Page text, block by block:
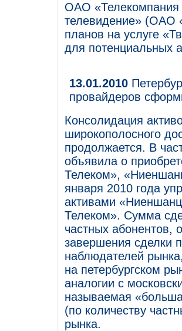
ОАО «Телекомпания
телевидение» (ОАО
планов на услуге
для потенциальных
13.01.2010
провайдеров
Консолидация
широкополосного
продолжается. В
объявила о
Телеком»,
января 2010 года
активами
Телеком». Сумма
частных абонентов,
завершения сделки
наблюдателей
на петербургском
аналогии с
называемая
(по количеству
рынка.